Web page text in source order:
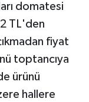
domatesi
TL'den
fiyat
toptancıya
ürünü
hallere